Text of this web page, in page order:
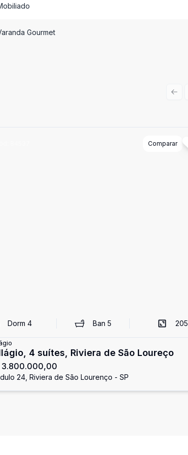
Gourmet
Comparar
Dorm 4 Ban 5 205
4 suítes, Riviera de São Loureço
3.800.000,00
24, Riviera de São Lourenço - SP